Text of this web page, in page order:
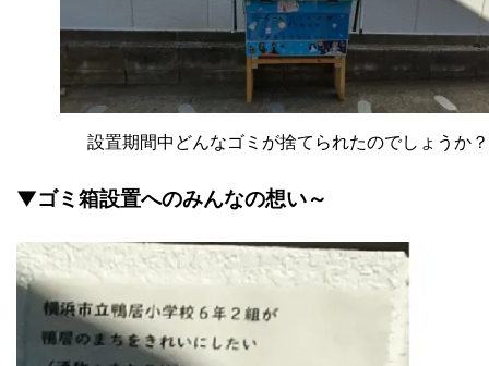
設置期間中どんなゴミが捨てられたのでしょうか？
▼ゴミ箱設置へのみんなの想い～